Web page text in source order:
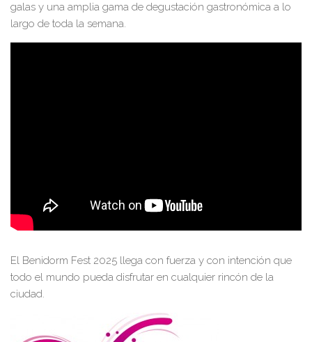
galas y una amplia gama de degustación gastronómica a lo
largo de toda la semana.
El Benidorm Fest 2025 llega con fuerza y con intención que
todo el mundo pueda disfrutar en cualquier rincón de la
ciudad.